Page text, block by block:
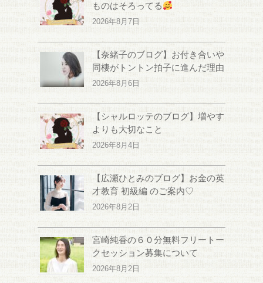
ものはそろってる
2026年8月7日
【奈緒子のブログ】お付き合いや
同棲がトントン拍子に進んだ理由
2026年8月6日
【シャルロッテのブログ】増やす
よりも大切なこと
2026年8月4日
【広瀬ひとみのブログ】お金の英
才教育 初級編 のご案内♡
2026年8月2日
宮崎純香の６０分無料フリートー
クセッション募集について
2026年8月2日